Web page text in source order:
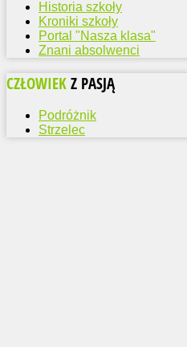
Historia szkoły
Kroniki szkoły
Portal "Nasza klasa"
Znani absolwenci
CZŁOWIEK Z PASJĄ
Podróżnik
Strzelec